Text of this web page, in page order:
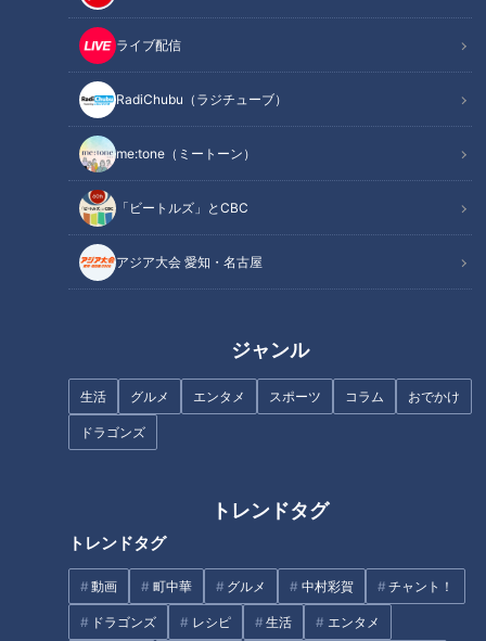
ライブ配信
RadiChubu（ラジチューブ）
me:tone（ミートーン）
「ビートルズ」とCBC
アジア大会 愛知・名古屋
ジャンル
生活 グルメ エンタメ スポーツ コラム おでかけ
ドラゴンズ
トレンドタグ
トレンドタグ
動画 町中華 グルメ 中村彩賀 チャント！
ドラゴンズ レシピ 生活 エンタメ
には「三越」マークの旗が立つ。前年に世界恐慌が起きて、日
本国内の不況も深刻な中、「せめて子どもたちにはデパートに
来て楽しい気持ちになってほしい」という思いだったと伝えら
れている。名づけて「御子様定食」。値段は当時の30銭、現
在の円に換算すると約180円だった。
「お子様ランチ」という名前が登場したのは、その3か月後の
こと。ライバル松坂屋が上野店で同じような子ども向けの定食
を発売した。値段は三越と同じ30銭で、コロッケの他はオム
レツやグリーンピースを乗せたご飯など、メニュー内容は違っ
が「お子様ランチ」、次第にこのネーミングが定着していっ
料理の内容だけでなく、「お子様ランチ」には子どもたちを喜
など乗り物をイメージしたものが登場、上野動物園に初めてパ
ンダがやって来た時には、パンダの形をした皿もお目見えし
た。ケチャップライスの上の部分だけを白いご飯に替えて「富
士山」に見立てた。その上には日の丸の旗が立てられた。
1960年代になって特撮テレビのヒーロー「ウルトラマン」が